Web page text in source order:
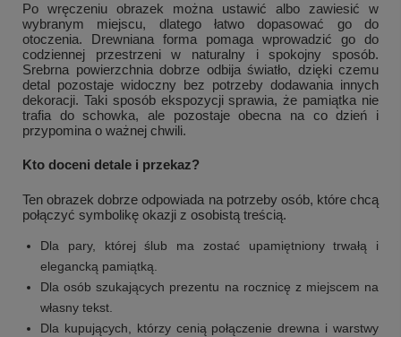
Po wręczeniu obrazek można ustawić albo zawiesić w
wybranym miejscu, dlatego łatwo dopasować go do
otoczenia. Drewniana forma pomaga wprowadzić go do
codziennej przestrzeni w naturalny i spokojny sposób.
Srebrna powierzchnia dobrze odbija światło, dzięki czemu
detal pozostaje widoczny bez potrzeby dodawania innych
dekoracji. Taki sposób ekspozycji sprawia, że pamiątka nie
trafia do schowka, ale pozostaje obecna na co dzień i
przypomina o ważnej chwili.
Kto doceni detale i przekaz?
Ten obrazek dobrze odpowiada na potrzeby osób, które chcą
połączyć symbolikę okazji z osobistą treścią.
Dla pary, której ślub ma zostać upamiętniony trwałą i
elegancką pamiątką.
Dla osób szukających prezentu na rocznicę z miejscem na
własny tekst.
Dla kupujących, którzy cenią połączenie drewna i warstwy